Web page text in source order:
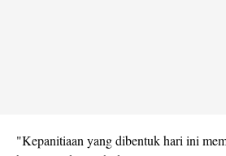
"Kepanitiaan yang dibentuk hari ini